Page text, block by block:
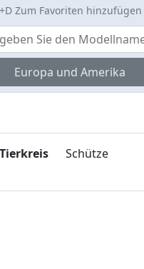
Zum Favoriten hinzufügen
Europa und Amerika
Tierkreis Schütze